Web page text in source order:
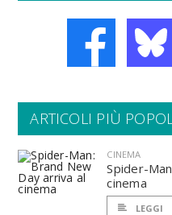
ARTICOLI PIÙ
CINEMA
Spider-
cinema
LEGGI